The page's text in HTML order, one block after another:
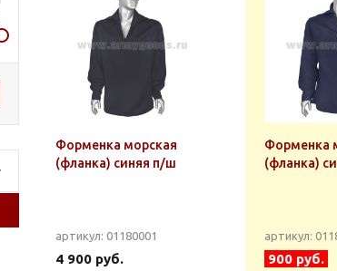
Форменка морская
(фланка) синяя п/ш
артикул: 01180001
4 900 руб.
Форменка
(фланка)
артикул:
900 руб.